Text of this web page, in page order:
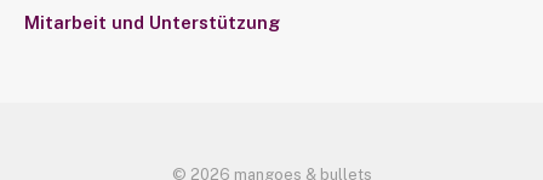
Mitarbeit und Unterstützung
© 2026 mangoes & bullets